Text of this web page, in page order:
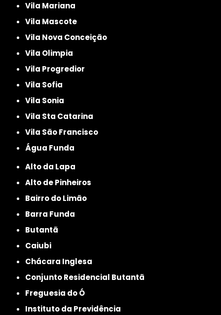
Vila Mariana
Vila Mascote
Vila Nova Conceição
Vila Olimpia
Vila Progredior
Vila Sofia
Vila Sonia
Vila Sta Catarina
Vila São Francisco
Água Funda
Alto da Lapa
Alto de Pinheiros
Bairro do Limão
Barra Funda
Butantã
Caiubi
Chácara Inglesa
Conjunto Residencial Butantã
Freguesia do Ó
Instituto da Previdência